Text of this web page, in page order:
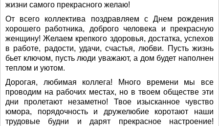
жизни самого прекрасного желаю!
От всего коллектива поздравляем с Днем рождения
хорошего работника, доброго человека и прекрасную
женщину! Желаем крепкого здоровья, достатка, успехов
в работе, радости, удачи, счастья, любви. Пусть жизнь
бьет ключом, пусть люди уважают, а дом будет наполнен
теплом и уютом.
Дорогая, любимая коллега! Много времени мы все
проводим на рабочих местах, но в твоем обществе эти
дни пролетают незаметно! Твое изысканное чувство
юмора, порядочность и дружелюбие коротают наши
трудовые будни и дарят прекрасное настроение!